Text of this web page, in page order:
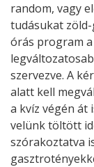
random, vagy
tudásukat
órás program
szervezve. A
alatt kell
a kvíz végén át
velünk töltött
szórakoztatva